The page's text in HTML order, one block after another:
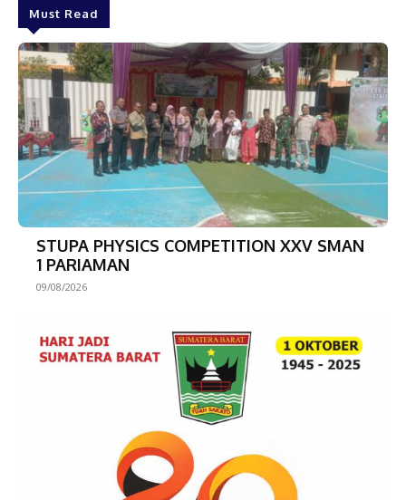
Must Read
STUPA PHYSICS COMPETITION XXV SMAN
1 PARIAMAN
09/08/2026